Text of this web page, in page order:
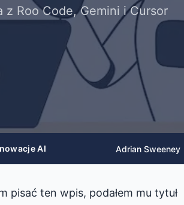
Roo Code, Gemini i Cursor
AI Adrian Sweeney
pisać ten wpis, podałem mu tytuł